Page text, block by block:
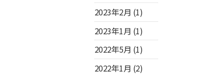
2023年2月 (1)
2023年1月 (1)
2022年5月 (1)
2022年1月 (2)